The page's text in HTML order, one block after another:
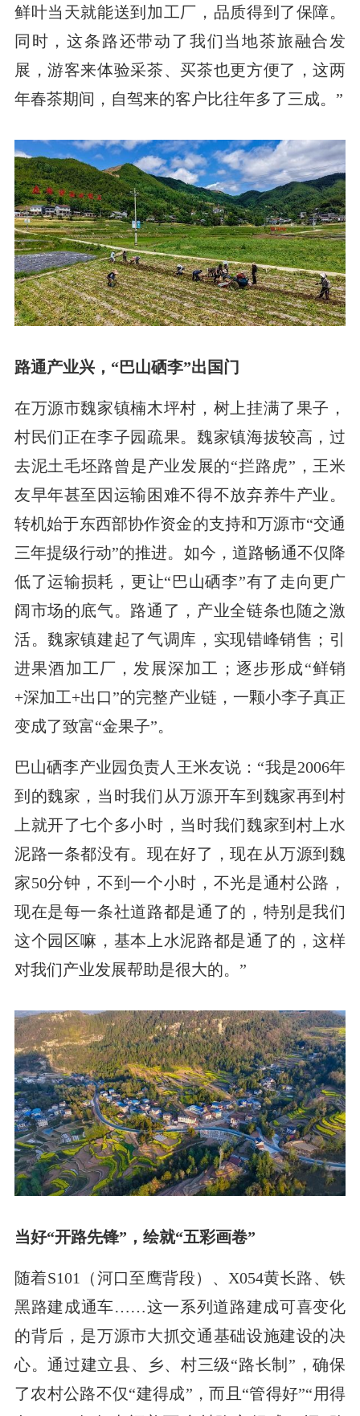
鲜叶当天就能送到加工厂，品质得到了保障。
同时，这条路还带动了我们当地茶旅融合发
展，游客来体验采茶、买茶也更方便了，这两
年春茶期间，自驾来的客户比往年多了三成。”
路通产业兴，“巴山硒李”出国门
在万源市魏家镇楠木坪村，树上挂满了果子，
村民们正在李子园疏果。魏家镇海拔较高，过
去泥土毛坯路曾是产业发展的“拦路虎”，王米
友早年甚至因运输困难不得不放弃养牛产业。
转机始于东西部协作资金的支持和万源市“交通
三年提级行动”的推进。如今，道路畅通不仅降
低了运输损耗，更让“巴山硒李”有了走向更广
阔市场的底气。路通了，产业全链条也随之激
活。魏家镇建起了气调库，实现错峰销售；引
进果酒加工厂，发展深加工；逐步形成“鲜销
+深加工+出口”的完整产业链，一颗小李子真正
变成了致富“金果子”。
巴山硒李产业园负责人王米友说：“我是2006年
到的魏家，当时我们从万源开车到魏家再到村
上就开了七个多小时，当时我们魏家到村上水
泥路一条都没有。现在好了，现在从万源到魏
家50分钟，不到一个小时，不光是通村公路，
现在是每一条社道路都是通了的，特别是我们
这个园区嘛，基本上水泥路都是通了的，这样
对我们产业发展帮助是很大的。”
当好“开路先锋”，绘就“五彩画卷”
随着S101（河口至鹰背段）、X054黄长路、铁
黑路建成通车……这一系列道路建成可喜变化
的背后，是万源市大抓交通基础设施建设的决
心。通过建立县、乡、村三级“路长制”，确保
了农村公路不仅“建得成”，而且“管得好”“用得